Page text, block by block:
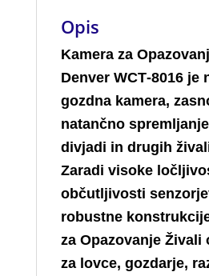
Opis
Kamera za
Denver WCT‑8016 je
gozdna kamera,
natančno
divjadi in drugih
Zaradi visoke
občutljivosti
robustne
za Opazovanje Živali
za lovce, gozdarje,